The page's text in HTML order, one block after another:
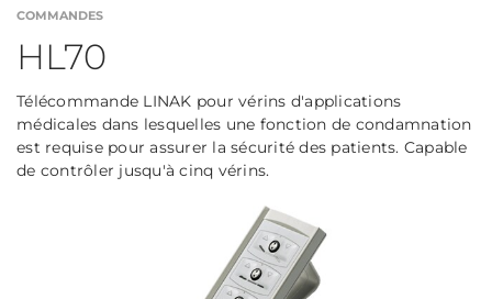
COMMANDES
HL70
Télécommande LINAK pour vérins d'applications
médicales dans lesquelles une fonction de condamnation
est requise pour assurer la sécurité des patients. Capable
de contrôler jusqu'à cinq vérins.